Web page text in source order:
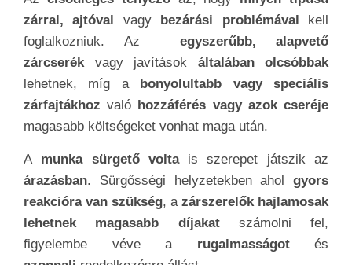
zárral, ajtóval
vagybezárási problémával
kell
foglalkozniuk. Az
egyszerűbb, alapvető
zárcserék vagy javítások általában olcsóbbak
lehetnek, míg a
bonyolultabb vagy speciális
zárfajtákhoz való hozzáférés vagy azok cseréje
magasabb költségeket vonhat maga után.
A munka sürgető voltais szerepet játszik az
árazásban. Sürgősségi helyzetekben ahol
gyors
reakcióra van szükség, a zárszerelők hajlamosak
lehetnek magasabb díjakatszámolni fel,
figyelembe véve a rugalmasságot és